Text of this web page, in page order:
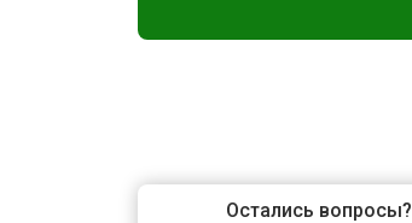
Остались вопросы?